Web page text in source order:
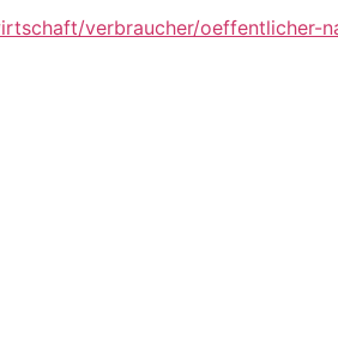
verbraucher/oeffentlicher-